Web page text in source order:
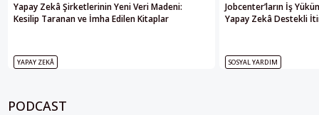
Yapay Zekâ Şirketlerinin Yeni Veri Madeni:
Kesilip Taranan ve İmha Edilen Kitaplar
YAPAY ZEKÂ
Jobcenter’ların İş
Yapay Zekâ Destekli
SOSYAL YARDIM
PODCAST